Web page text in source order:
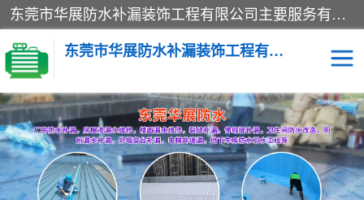
东莞市华展防水补漏装饰工程有限公司主要服务有：东莞防水补漏，东莞厂房防水补漏，东莞房屋渗漏水维修，楼面漏水维修，裂缝补漏，伸缩缝补漏，卫生间防水改造，厕所漏水补漏，外墙窗台补漏，电梯井堵漏，地下车库防水引水工程等
东莞市华展防水补漏装饰工程有限公司
楼面防水补漏 外墙防水补漏
阳台卫生间防水补漏 地下室防水补漏